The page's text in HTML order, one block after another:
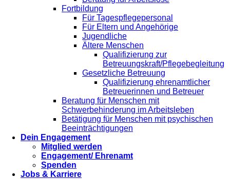
Fortbildung
Für Tagespflegepersonal
Für Eltern und Angehörige
Jugendliche
Ältere Menschen
Qualifizierung zur
Betreuungskraft/Pflegebegleitung
Gesetzliche Betreuung
Qualifizierung ehrenamtlicher
Betreuerinnen und Betreuer
Beratung für Menschen mit
Schwerbehinderung im Arbeitsleben
Betätigung für Menschen mit psychischen
Beeinträchtigungen
Dein Engagement
Mitglied werden
Engagement/ Ehrenamt
Spenden
Jobs & Karriere